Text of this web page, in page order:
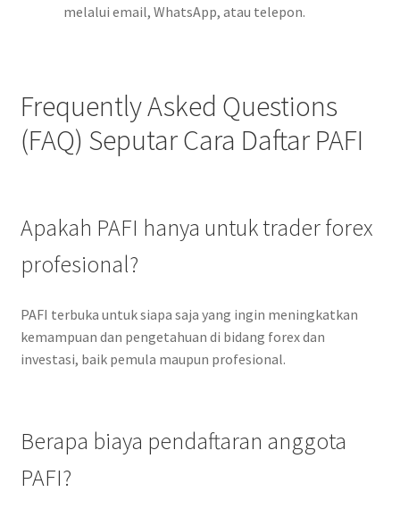
melalui email, WhatsApp, atau telepon.
Frequently Asked Questions
(FAQ) Seputar Cara Daftar PAFI
Apakah PAFI hanya untuk trader forex
profesional?
PAFI terbuka untuk siapa saja yang ingin meningkatkan
kemampuan dan pengetahuan di bidang forex dan
investasi, baik pemula maupun profesional.
Berapa biaya pendaftaran anggota
PAFI?